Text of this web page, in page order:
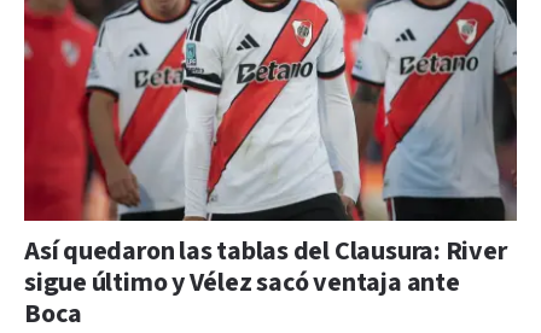
Así quedaron las tablas del Clausura: River
sigue último y Vélez sacó ventaja ante
Boca